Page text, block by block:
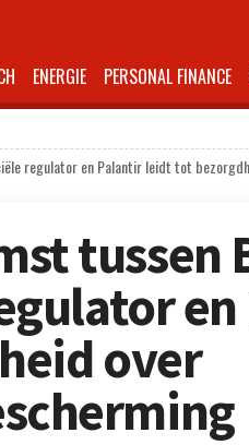
ENERGIE PERSONAL FINANCE
regulator en Palantir leidt tot
tussen
over